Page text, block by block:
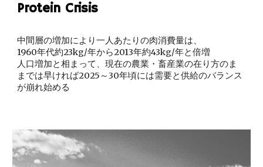
Protein Crisis
中間層の増加により一人あたりの肉消費量は、
1960年代約23kg/年から2013年約43kg/年と倍増
人口増加と相まって、現在の農業・畜産業の在り方のま
までは早ければ2025～30年頃には需要と供給のバランス
が崩れ始める